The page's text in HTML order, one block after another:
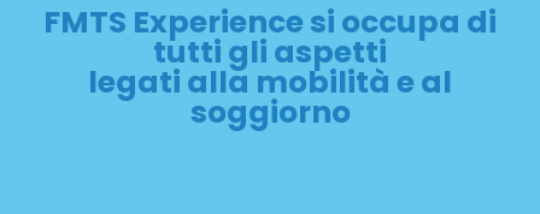
FMTS Experience si occupa di
tutti gli aspetti
legati alla mobilità e al
soggiorno